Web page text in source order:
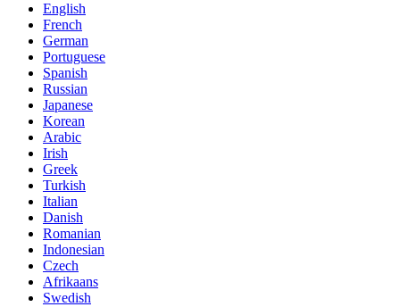
English
French
German
Portuguese
Spanish
Russian
Japanese
Korean
Arabic
Irish
Greek
Turkish
Italian
Danish
Romanian
Indonesian
Czech
Afrikaans
Swedish